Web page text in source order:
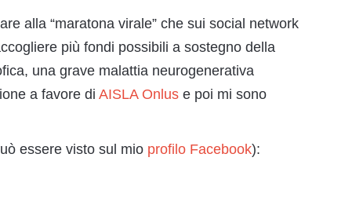
alla “maratona virale” che sui social network
più fondi possibili a sostegno della
una grave malattia neurogenerativa
a favore di AISLA Onlus e poi mi sono
essere visto sul mio profilo Facebook):